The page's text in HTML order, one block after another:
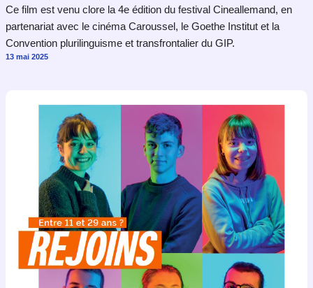
Ce film est venu clore la 4e édition du festival Cineallemand, en
partenariat avec le cinéma Caroussel, le Goethe Institut et la
Convention plurilinguisme et transfrontalier du GIP.
13 mai 2025